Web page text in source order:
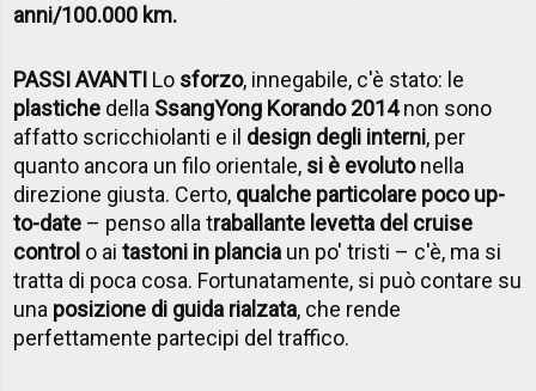
anni/100.000 km.
PASSI AVANTI Lo sforzo, innegabile, c'è stato: le
plastiche della SsangYong Korando 2014non sono
affatto scricchiolanti e il design degli interni, per
quanto ancora un filo orientale, si è evolutonella
direzione giusta. Certo, qualche particolare poco up-
to-date – penso alla traballante levetta del cruise
control o aitastoni in plancia un po' tristi – c'è, ma si
tratta di poca cosa. Fortunatamente, si può contare su
una posizione di guida rialzata, che rende
perfettamente partecipi del traffico.